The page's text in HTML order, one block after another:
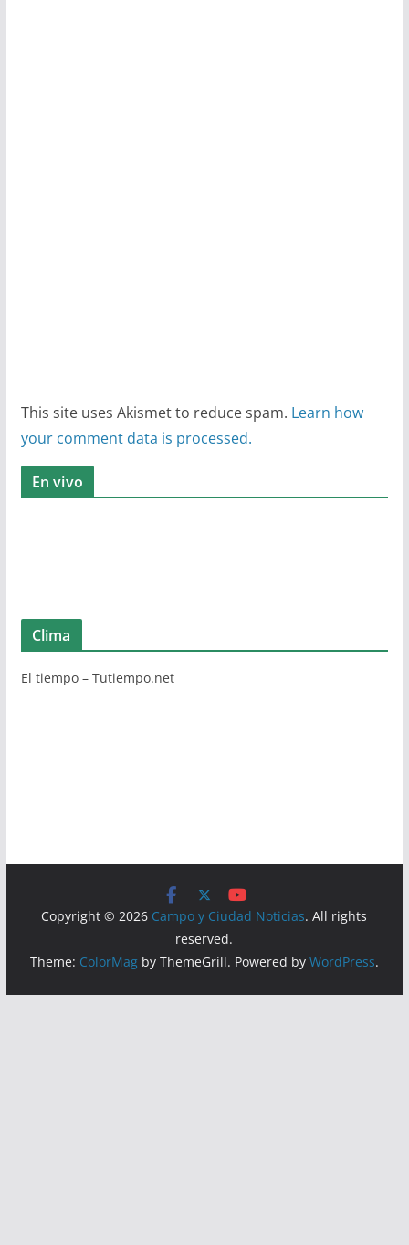
This site uses Akismet to reduce spam. Learn how
your comment data is processed.
En vivo
Clima
El tiempo – Tutiempo.net
Copyright © 2026 Campo y Ciudad Noticias. All rights
reserved.
Theme: ColorMagby ThemeGrill. Powered by WordPress.